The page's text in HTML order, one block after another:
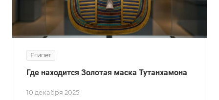
Египет
10 декабря 2025
Где находится Золотая маска Тутанхамона